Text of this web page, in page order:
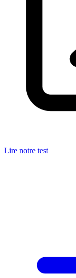
Lire notre test